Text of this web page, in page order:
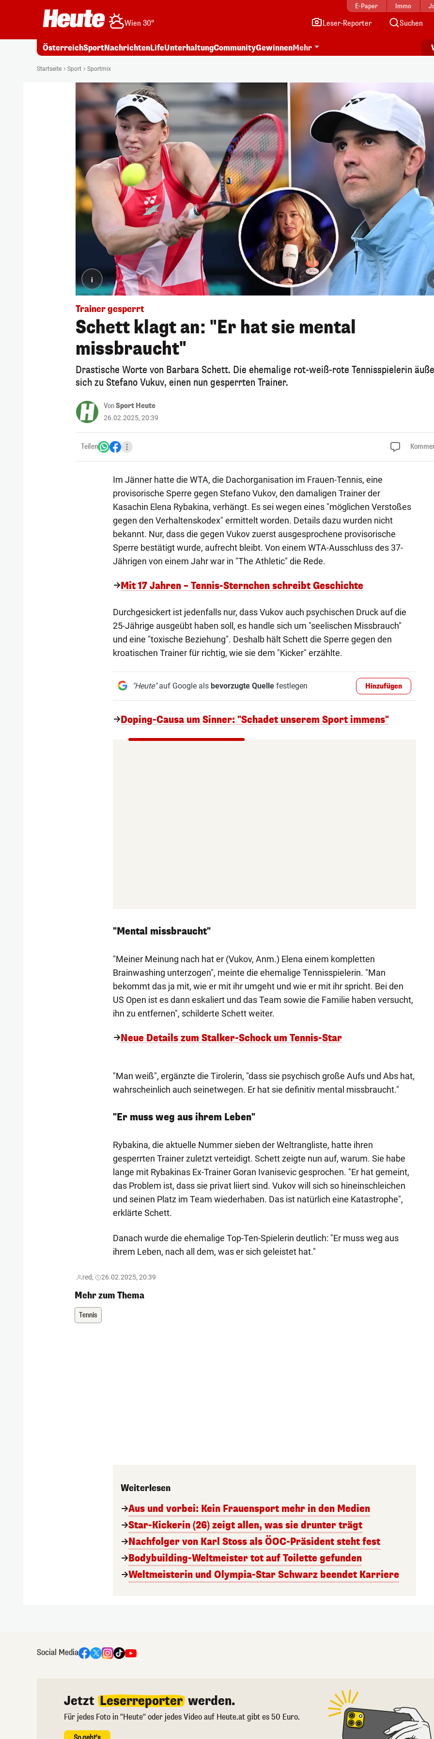
E-Paper Immo
Wien 30° Leser-Reporter Suchen
ÖsterreichSportNachrichtenLifeUnterhaltungCommunityGewinnenMehr
Startseite Sport Sportmix
i
Trainer gesperrt
Schett klagt an: "Er hat sie mental
missbraucht"
Drastische Worte von Barbara Schett. Die ehemalige rot-weiß-rote Tennisspielerin
sich zu Stefano Vukuv, einen nun gesperrten Trainer.
VonSport Heute
26.02.2025, 20:39
Teilen
Im Jänner hatte die WTA, die Dachorganisation im Frauen-Tennis, eine
provisorische Sperre gegen Stefano Vukov, den damaligen Trainer der
Kasachin Elena Rybakina, verhängt. Es sei wegen eines "möglichen Verstoßes
gegen den Verhaltenskodex" ermittelt worden. Details dazu wurden nicht
bekannt. Nur, dass die gegen Vukov zuerst ausgesprochene provisorische
Sperre bestätigt wurde, aufrecht bleibt. Von einem WTA-Ausschluss des 37-
Jährigen von einem Jahr war in "The Athletic" die Rede.
Mit 17 Jahren – Tennis-Sternchen schreibt Geschichte
Durchgesickert ist jedenfalls nur, dass Vukov auch psychischen Druck auf die
25-Jährige ausgeübt haben soll, es handle sich um "seelischen Missbrauch"
und eine "toxische Beziehung". Deshalb hält Schett die Sperre gegen den
kroatischen Trainer für richtig, wie sie dem "Kicker" erzählte.
"Heute"auf Google als bevorzugte Quellefestlegen Hinzufügen
Doping-Causa um Sinner: "Schadet unserem Sport immens"
"Mental missbraucht"
"Meiner Meinung nach hat er (Vukov, Anm.) Elena einem kompletten
Brainwashing unterzogen", meinte die ehemalige Tennisspielerin. "Man
bekommt das ja mit, wie er mit ihr umgeht und wie er mit ihr spricht. Bei den
US Open ist es dann eskaliert und das Team sowie die Familie haben versucht,
ihn zu entfernen", schilderte Schett weiter.
Neue Details zum Stalker-Schock um Tennis-Star
"Man weiß", ergänzte die Tirolerin, "dass sie psychisch große Aufs und Abs hat,
wahrscheinlich auch seinetwegen. Er hat sie definitiv mental missbraucht."
"Er muss weg aus ihrem Leben"
Rybakina, die aktuelle Nummer sieben der Weltrangliste, hatte ihren
gesperrten Trainer zuletzt verteidigt. Schett zeigte nun auf, warum. Sie habe
lange mit Rybakinas Ex-Trainer Goran Ivanisevic gesprochen. "Er hat gemeint,
das Problem ist, dass sie privat liiert sind. Vukov will sich so hineinschleichen
und seinen Platz im Team wiederhaben. Das ist natürlich eine Katastrophe",
erklärte Schett.
Danach wurde die ehemalige Top-Ten-Spielerin deutlich: "Er muss weg aus
ihrem Leben, nach all dem, was er sich geleistet hat."
red, 26.02.2025, 20:39
Mehr zum Thema
Tennis
Weiterlesen
Aus und vorbei: Kein Frauensport mehr in den Medien
Star-Kickerin (26) zeigt allen, was sie drunter trägt
Nachfolger von Karl Stoss als ÖOC-Präsident steht fest
Bodybuilding-Weltmeister tot auf Toilette gefunden
Weltmeisterin und Olympia-Star Schwarz beendet Karriere
Social Media
Jetzt Leserreporter werden.
Für jedes Foto in "Heute" oder jedes Video auf Heute.at gibt es 50 Euro.